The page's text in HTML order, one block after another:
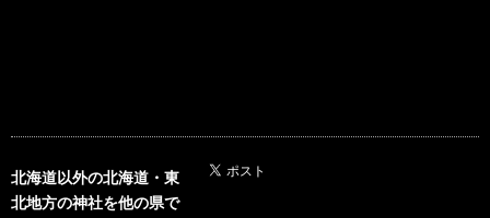
北海道以外の北海道・東
北地方の神社を他の県で